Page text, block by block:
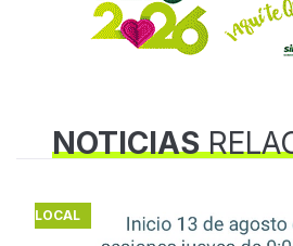
NOTICIAS
LOCAL